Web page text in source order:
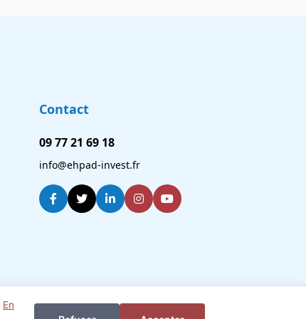
Contact
09 77 21 69 18
info@ehpad-invest.fr
En